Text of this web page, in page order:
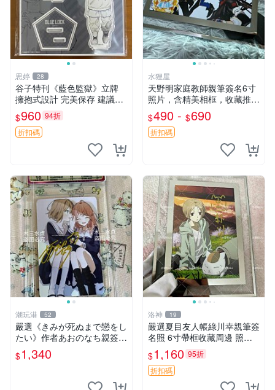
思婷 28
谷子特刊《藍色監獄》立牌
擁抱式設計 完美保存 建議收
藏 寄拍參考 吳千丈角色 立牌
收藏 ?誠士郎 情人節限定 精
細立牌 藍色監獄 木木卡屋
$960 94折
折扣碼
水狸屋
天野明家庭教師親筆簽名6寸
照片，含精美相框，收藏推薦
個人珍藏親筆簽名照，面簽及
日本代購購入，真實可信賴
簽名周邊 6寸大小 日式家庭
教師天野明6寸帶框
$490 - $690
折扣碼
潮玩港 52
嚴選《きみが死ぬまで戀をし
たい》作者あおのなち親簽照
片，3寸尺寸伴裝相框與卡
磚，珍藏推薦 書香、作者簽
$1,340
洛神 19
嚴選夏目友人帳綠川幸親筆簽
名照 6寸帶框收藏周邊 照片
特色簽名真跡 漫畫角色珍藏
夏目友人帳 綠川幸 簽名照
$1,160 95折
折扣碼